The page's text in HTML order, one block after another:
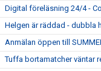
Digital föreläsning 24/4 -
Helgen är räddad - dubbla
Anmälan öppen till
Tuffa bortamatcher väntar